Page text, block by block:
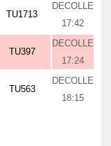
TU1713
DECOLLE
17:42
TU397
DECOLLE
17:24
TU563
DECOLLE
18:15